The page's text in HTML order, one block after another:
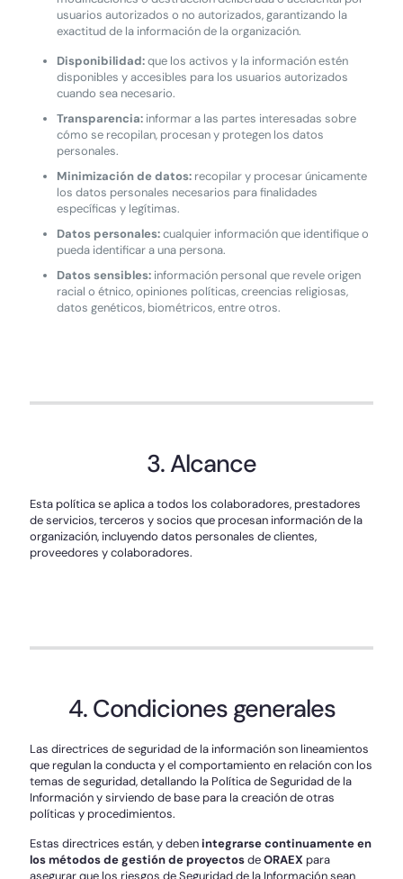
usuarios autorizados o no autorizados, garantizando la
exactitud de la información de la organización.
Disponibilidad:que los activos y la información estén
disponibles y accesibles para los usuarios autorizados
cuando sea necesario.
Transparencia: informar a las partes interesadas sobre
cómo se recopilan, procesan y protegen los datos
personales.
Minimización de datos: recopilar y procesar únicamente
los datos personales necesarios para finalidades
específicas y legítimas.
Datos personales:cualquier información que identifique o
pueda identificar a una persona.
Datos sensibles: información personal que revele origen
racial o étnico, opiniones políticas, creencias religiosas,
datos genéticos, biométricos, entre otros.
3. Alcance
Esta política se aplica a todos los colaboradores, prestadores
de servicios, terceros y socios que procesan información de la
organización, incluyendo datos personales de clientes,
proveedores y colaboradores.
4. Condiciones generales
Las directrices de seguridad de la información son lineamientos
que regulan la conducta y el comportamiento en relación con los
temas de seguridad, detallando la Política de Seguridad de la
Información y sirviendo de base para la creación de otras
políticas y procedimientos.
Estas directrices están, y debenintegrarse continuamente en
los métodos de gestión de proyectosdeORAEX para